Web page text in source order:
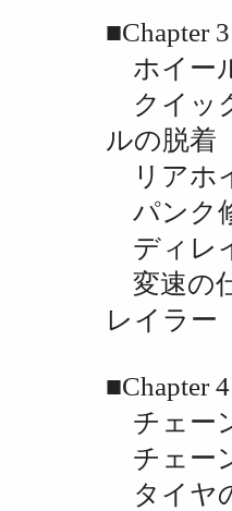
■Chapter
ホイー
クイッ
ルの脱着
リアホ
パンク
ディレ
変速の
レイラー
■Chapter
チェー
チェー
タイヤ